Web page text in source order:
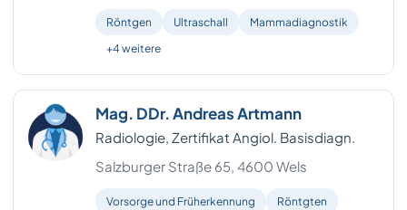
Röntgen Ultraschall
Mammadiagnostik
+4 weitere
Mag. DDr. Andreas Artmann
Radiologie, Zertifikat Angiol. Basisdiagn.
Salzburger Straße 65, 4600 Wels
Vorsorge und Früherkennung Röntgten